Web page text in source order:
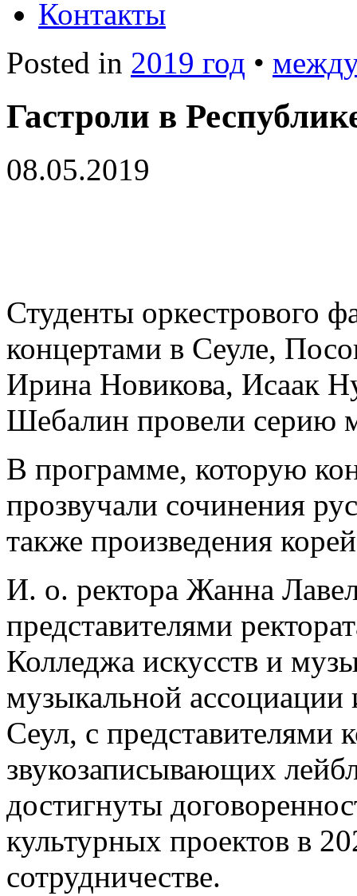
Контакты
Posted in 2019 год •
Гастроли в
08.05.2019
Студенты оркестрового
концертами в Сеуле,
Ирина Новикова, Исаак
Шебалин провели серию
В программе, которую
прозвучали сочинения
также произведения
И. о. ректора Жанна
представителями
Колледжа искусств и
музыкальной
Сеул, с представителями
звукозаписывающих
достигнуты
культурных проектов в
сотрудничестве.